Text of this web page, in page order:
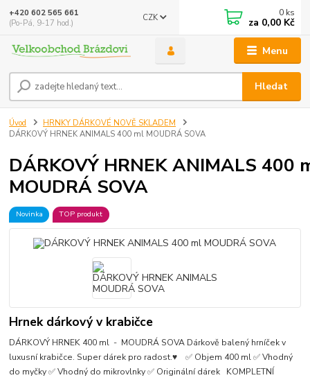
Menu
CZK
Hledat
+420 602 565 661
(Po-Pá, 9-17 hod.)
0 ks
za 0,00 Kč
Úvod
HRNKY DÁRKOVÉ NOVĚ SKLADEM
DÁRKOVÝ HRNEK ANIMALS 400 ml MOUDRÁ SOVA
DÁRKOVÝ HRNEK ANIMALS 400
MOUDRÁ SOVA
Novinka TOP produkt
Hrnek dárkový v krabičce
DÁRKOVÝ HRNEK 400 ml - MOUDRÁ SOVA Dárkově balený hrníček v
luxusní krabičce. Super dárek pro radost.♥ ✅ Objem 400 ml ✅ Vhodný
do myčky ✅ Vhodný do mikrovlnky ✅ Originální dárek KOMPLETNÍ